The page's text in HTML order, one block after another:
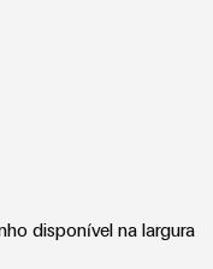
disponível na largura